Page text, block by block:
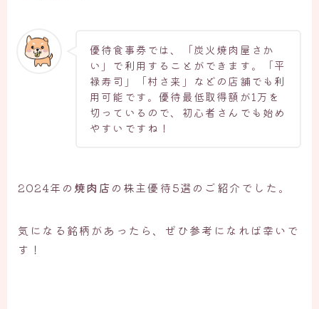
優待食事券では、「炭火焼肉屋さか
い」で利用することができます。「平
禄寿司」「村さ来」などの店舗でも利
用可能です。優待最低取得額が1万を
切っているので、初心者さんでも始め
やすいですね！
2024年の 焼肉店 の株主優待5選のご紹介でした。
気になる銘柄があったら、ぜひ参考になれば幸いで
す！